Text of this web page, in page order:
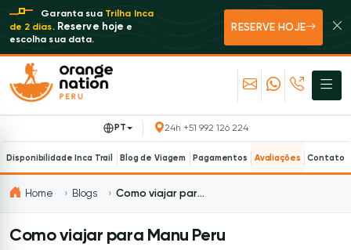
Garanta sua Trilha Inca
de 2 dias. Reserve hoje e
escolha sua data.
RESERVE HOJE
Disponibilidade Inca Trail Blog de Viagem Pagamentos Avaliações Contato
PT 24h +51 992 126 224
Home Blogs Como viajar para Manu Peru
Como viajar para Manu Peru